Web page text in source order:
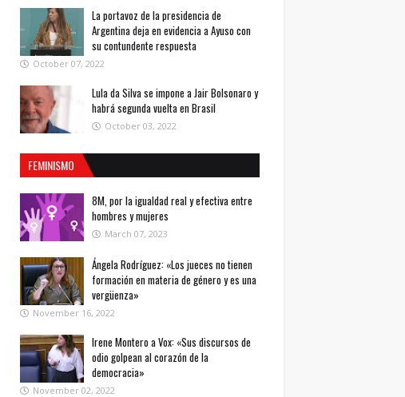
La portavoz de la presidencia de
Argentina deja en evidencia a Ayuso con
su contundente respuesta
October 07, 2022
Lula da Silva se impone a Jair Bolsonaro y
habrá segunda vuelta en Brasil
October 03, 2022
FEMINISMO
8M, por la igualdad real y efectiva entre
hombres y mujeres
March 07, 2023
Ángela Rodríguez: «Los jueces no tienen
formación en materia de género y es una
vergüenza»
November 16, 2022
Irene Montero a Vox: «Sus discursos de
odio golpean al corazón de la
democracia»
November 02, 2022